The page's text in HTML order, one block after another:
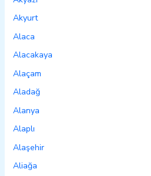
Akyurt
Alaca
Alacakaya
Alaçam
Aladağ
Alanya
Alaplı
Alaşehir
Aliağa